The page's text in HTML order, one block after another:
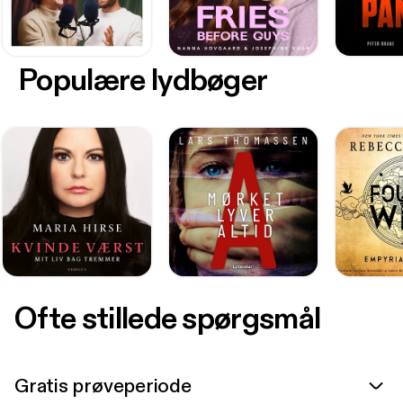
Populære lydbøger
Ofte stillede spørgsmål
Gratis prøveperiode